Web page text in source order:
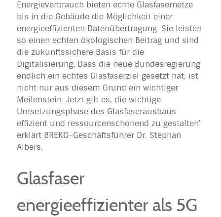
Energieverbrauch bieten echte Glasfasernetze
bis in die Gebäude die Möglichkeit einer
energieeffizienten Datenübertragung. Sie leisten
so einen echten ökologischen Beitrag und sind
die zukunftssichere Basis für die
Digitalisierung. Dass die neue Bundesregierung
endlich ein echtes Glasfaserziel gesetzt hat, ist
nicht nur aus diesem Grund ein wichtiger
Meilenstein. Jetzt gilt es, die wichtige
Umsetzungsphase des Glasfaserausbaus
effizient und ressourcenschonend zu gestalten"
erklärt BREKO-Geschäftsführer Dr. Stephan
Albers.
Glasfaser
energieeffizienter als 5G